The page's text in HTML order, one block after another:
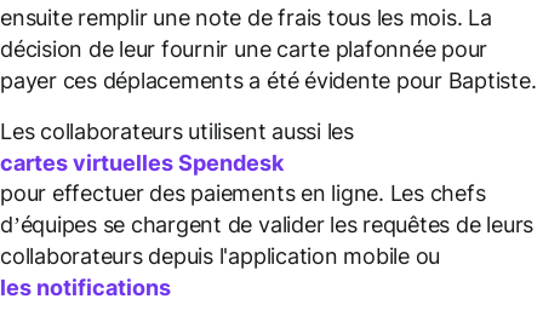
ensuite remplir une note de frais tous les mois. La
décision de leur fournir une carte plafonnée pour
payer ces déplacements a été évidente pour Baptiste.
Les collaborateurs utilisent aussi les
cartes virtuelles Spendesk
pour effectuer des paiements en ligne. Les chefs
d’équipes se chargent de valider les requêtes de leurs
collaborateurs depuis l'application mobile ou
les notifications